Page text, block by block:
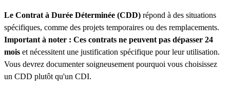
Le Contrat à Durée Déterminée (CDD) répond à des situations
spécifiques, comme des projets temporaires ou des remplacements.
Important à noter : Ces contrats ne peuvent pas dépasser 24
mois et nécessitent une justification spécifique pour leur utilisation.
Vous devrez documenter soigneusement pourquoi vous choisissez
un CDD plutôt qu'un CDI.